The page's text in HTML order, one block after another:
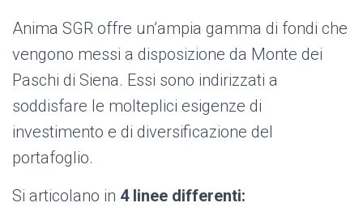
Anima SGR offre un’ampia gamma di fondi che
vengono messi a disposizione da Monte dei
Paschi di Siena. Essi sono indirizzati a
soddisfare le molteplici esigenze di
investimento e di diversificazione del
portafoglio.
Si articolano in 4 linee differenti: